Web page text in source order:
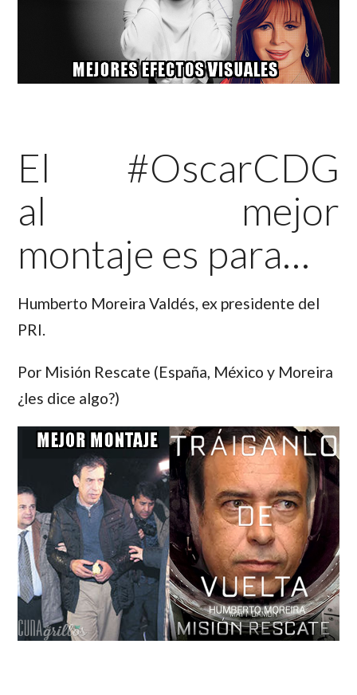
El #OscarCDG
al mejor
montaje es para…
Humberto Moreira Valdés, ex presidente del
PRI.
Por Misión Rescate (España, México y Moreira
¿les dice algo?)